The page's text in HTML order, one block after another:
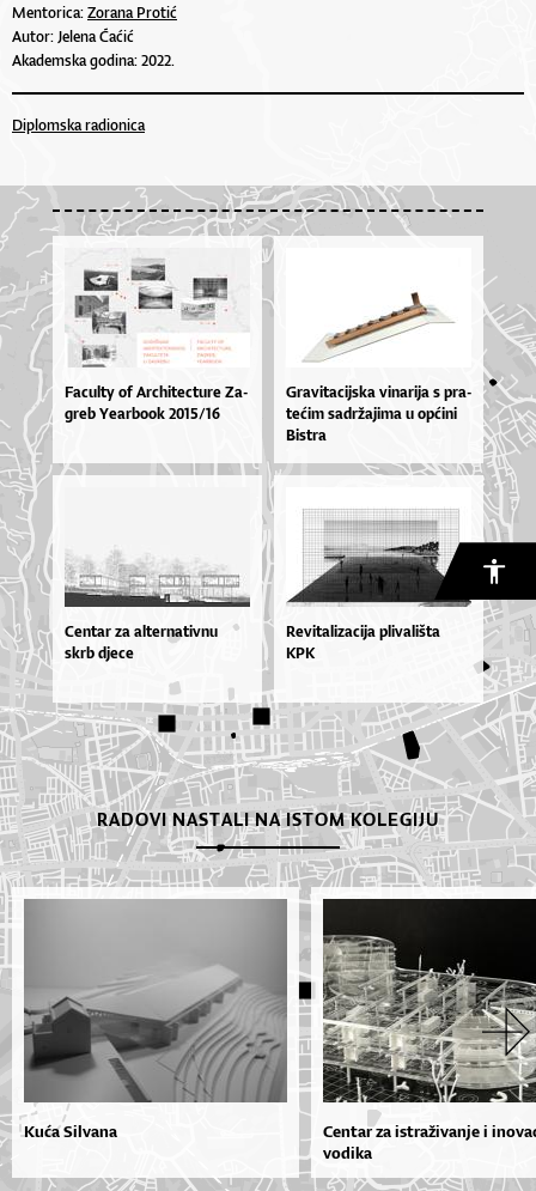
Mentorica:Zorana Protić
Autor: Jelena Ćaćić
Akademska godina: 2022.
Diplomska radionica
Fa­cul­ty of Ar­chi­te­ctu­re Za­
greb Ye­ar­bo­ok 2015/16
Gra­vi­ta­cij­ska vi­na­ri­ja s pra­
te­ćim sa­dr­ža­ji­ma u op­ći­ni
Bis­tra
Centar za alternativnu
skrb djece
Revitalizacija plivališta
KPK
RADOVI NASTALI NA ISTOM KOLEGIJU
Kuća Silvana
Centar za istraživanje i
vodika